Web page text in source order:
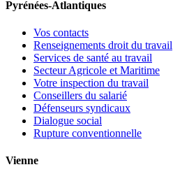
Pyrénées-Atlantiques
Vos contacts
Renseignements droit du travail
Services de santé au travail
Secteur Agricole et Maritime
Votre inspection du travail
Conseillers du salarié
Défenseurs syndicaux
Dialogue social
Rupture conventionnelle
Vienne